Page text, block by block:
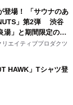
登場！ 「サウナのあ
」第2弾 渋谷
湯」と期間限定のコ
ウナイキタイコラ
！
エイティブプロダクツ
HAWK」Tシャツ登